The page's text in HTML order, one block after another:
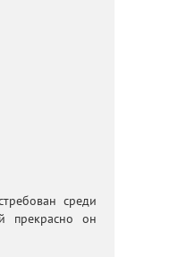
среди
прекрасно он